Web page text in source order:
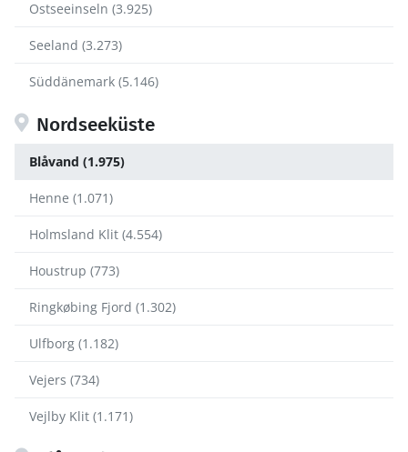
Ostseeinseln (3.925)
Seeland (3.273)
Süddänemark (5.146)
Nordseeküste
Blåvand (1.975)
Henne (1.071)
Holmsland Klit (4.554)
Houstrup (773)
Ringkøbing Fjord (1.302)
Ulfborg (1.182)
Vejers (734)
Vejlby Klit (1.171)